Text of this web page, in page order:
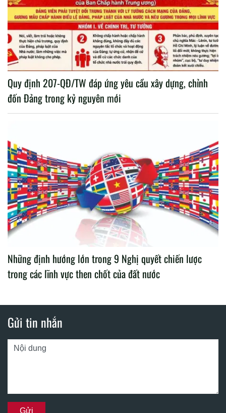
Quy định 207-QĐ/TW đáp ứng yêu cầu xây dựng, chỉnh
đốn Đảng trong kỷ nguyên mới
Những định hướng lớn trong 9 Nghị quyết chiến lược
trong các lĩnh vực then chốt của đất nước
Gửi tin nhắn